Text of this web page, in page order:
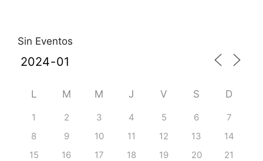
Sin Eventos
L M M J V S D
1 2 3 4 5 6
7
8
9 10 11 12 13
14
15
16 17 18 19 20
21